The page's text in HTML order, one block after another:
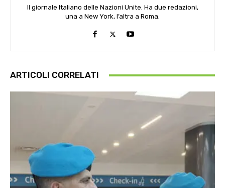
Il giornale Italiano delle Nazioni Unite. Ha due redazioni,
una a New York, l’altra a Roma.
ARTICOLI CORRELATI